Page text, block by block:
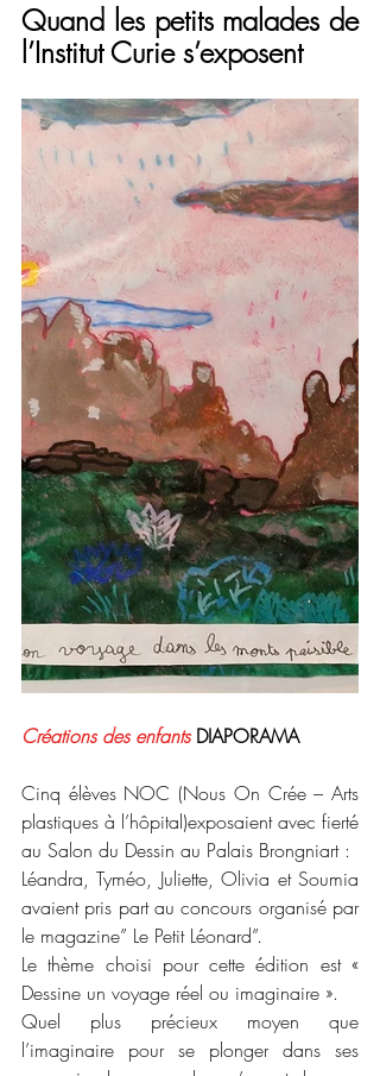
Quand les petits malades de
l’Institut Curie s’exposent
Créations des enfants DIAPORAMA
Cinq élèves NOC (Nous On Crée – Arts
plastiques à l’hôpital)exposaient avec fierté
au Salon du Dessin au Palais Brongniart :
Léandra, Tyméo, Juliette, Olivia et Soumia
avaient pris part au concours organisé par
le magazine” Le Petit Léonard”.
Le thème choisi pour cette édition est «
Dessine un voyage réel ou imaginaire ».
Quel plus précieux moyen que
l’imaginaire pour se plonger dans ses